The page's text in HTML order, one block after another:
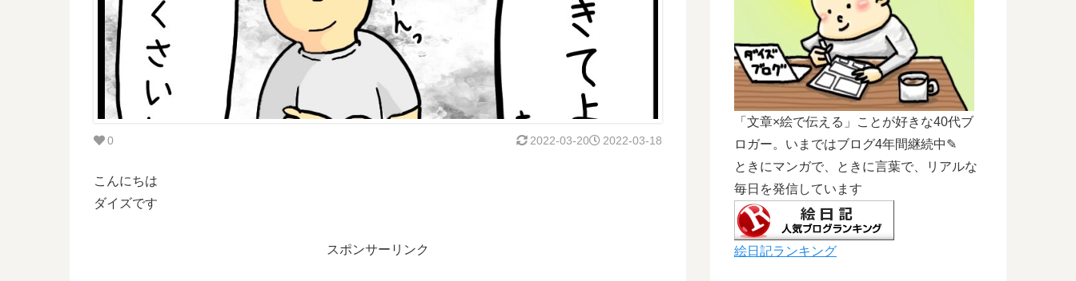
0 2022-03-18
2022-03-20
こんにちは
ダイズです
スポンサーリンク
「文章×絵で伝える」ことが好きな40代ブ
ロガー。いまではブログ4年間継続中✎
ときにマンガで、ときに言葉で、リアルな
毎日を発信しています
絵日記ランキング